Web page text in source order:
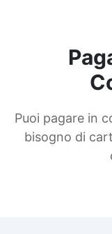
Puoi pagare in
bisogno di